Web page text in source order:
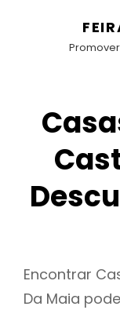
Encontrar
Da Maia